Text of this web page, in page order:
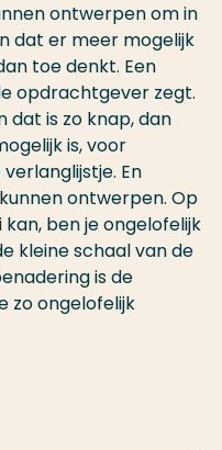
ontwerpen om in
dat er meer mogelijk
toe denkt. Een
opdrachtgever zegt.
dat is zo knap, dan
is, voor
En
ontwerpen. Op
ben je ongelofelijk
kleine schaal van de
is de
zo ongelofelijk